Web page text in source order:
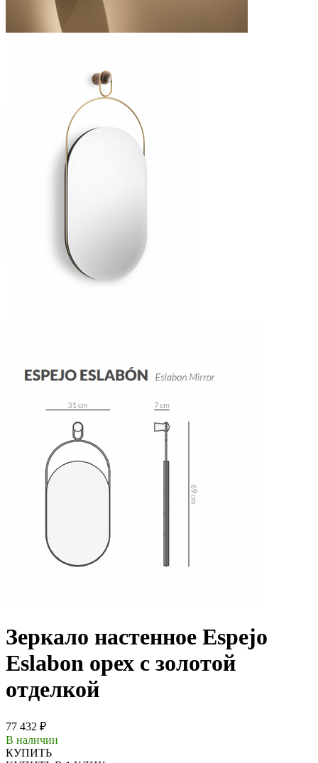
Зеркало настенное Espejo
Eslabon орех с золотой
отделкой
77 432 ₽
В наличии
КУПИТЬ